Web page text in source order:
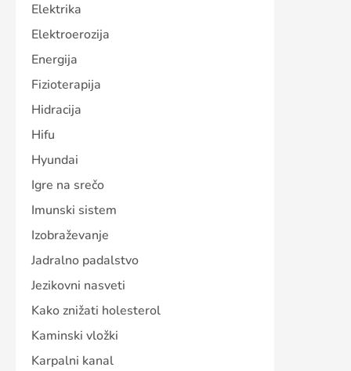
Elektrika
Elektroerozija
Energija
Fizioterapija
Hidracija
Hifu
Hyundai
Igre na srečo
Imunski sistem
Izobraževanje
Jadralno padalstvo
Jezikovni nasveti
Kako znižati holesterol
Kaminski vložki
Karpalni kanal